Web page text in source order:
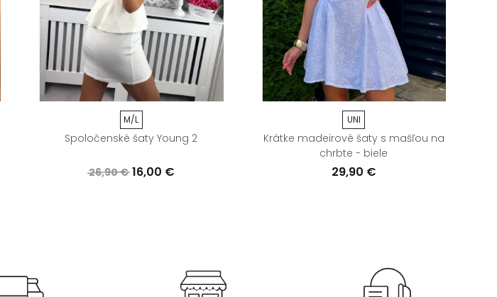
M/L
Spoločenské šaty Young 2
26,90 € 16,00 €
UNI
Krátke madeirové šaty s mašľou na
chrbte - biele
29,90 €